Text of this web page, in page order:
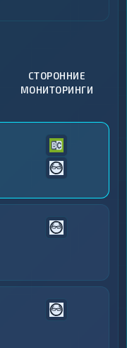
СТОРОННИЕ
МОНИТОРИНГИ